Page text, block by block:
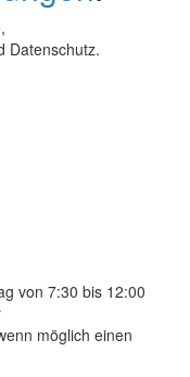
,
Datenschutz.
von 7:30 bis 12:00
möglich einen